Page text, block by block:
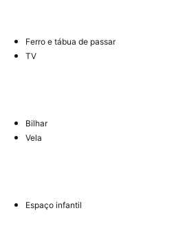
Ferro e tábua de passar
TV
Bilhar
Vela
Espaço infantil